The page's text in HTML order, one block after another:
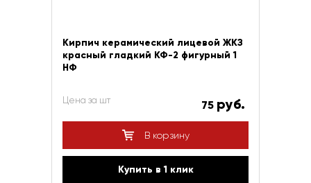
Кирпич керамический лицевой ЖКЗ
красный гладкий КФ-2 фигурный 1
НФ
Цена за шт 75 руб.
В корзину
Купить в 1 клик